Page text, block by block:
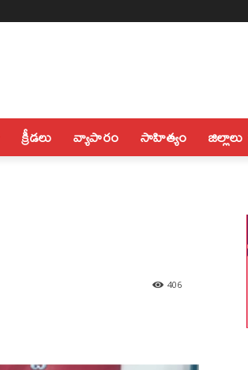
క్రీడలు వ్యాపారం సాహిత్యం జిల్లాలు
406